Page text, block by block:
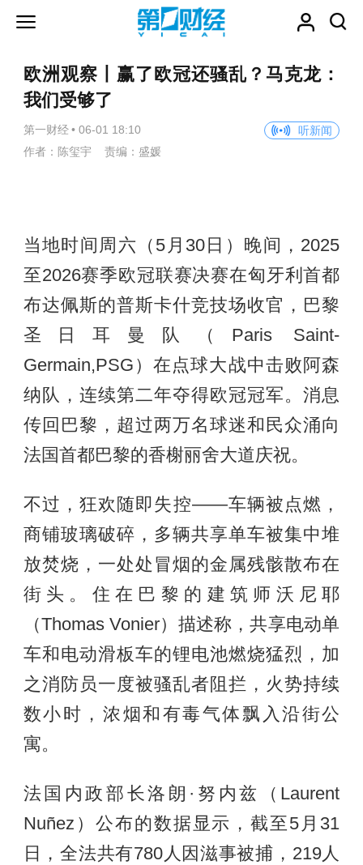
欧洲观察丨赢了欧冠还骚乱？马克龙：
我们受够了
第一财经 • 06-01 18:10
听新闻
作者：陈玺宇 责编：盛媛
当地时间周六（5月30日）晚间，2025
至2026赛季欧冠联赛决赛在匈牙利首都
布达佩斯的普斯卡什竞技场收官，巴黎
圣日耳曼队（Paris Saint-
Germain,PSG）在点球大战中击败阿森
纳队，连续第二年夺得欧冠冠军。消息
传回巴黎，超过两万名球迷和民众涌向
法国首都巴黎的香榭丽舍大道庆祝。
不过，狂欢随即失控——车辆被点燃，
商铺玻璃破碎，多辆共享单车被集中堆
放焚烧，一处处冒烟的金属残骸散布在
街头。住在巴黎的建筑师沃尼耶
（Thomas Vonier）描述称，共享电动单
车和电动滑板车的锂电池燃烧猛烈，加
之消防员一度被骚乱者阻拦，火势持续
数小时，浓烟和有毒气体飘入沿街公
寓。
法国内政部长洛朗·努内兹（Laurent
Nuñez）公布的数据显示，截至5月31
日，全法共有780人因滋事被捕，219人